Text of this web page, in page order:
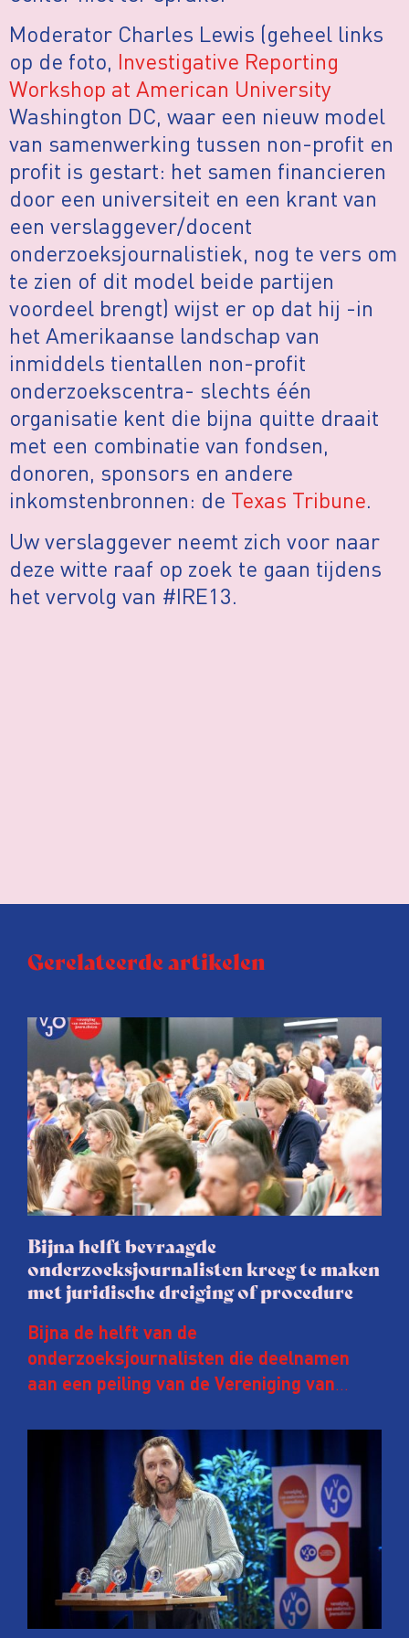
Moderator Charles Lewis (geheel links
op de foto, Investigative Reporting
Workshop at American University
Washington DC, waar een nieuw model
van samenwerking tussen non-profit en
profit is gestart: het samen financieren
door een universiteit en een krant van
een verslaggever/docent
onderzoeksjournalistiek, nog te vers om
te zien of dit model beide partijen
voordeel brengt) wijst er op dat hij -in
het Amerikaanse landschap van
inmiddels tientallen non-profit
onderzoekscentra- slechts één
organisatie kent die bijna quitte draait
met een combinatie van fondsen,
donoren, sponsors en andere
inkomstenbronnen: de Texas Tribune.
Uw verslaggever neemt zich voor naar
deze witte raaf op zoek te gaan tijdens
het vervolg van #IRE13.
Gerelateerde artikelen
Bijna helft bevraagde
onderzoeksjournalisten kreeg te maken
met juridische dreiging of procedure
Bijna de helft van de
onderzoeksjournalisten die deelnamen
aan een peiling van de Vereniging van
afgelopen twee jaar te maken met
juridische dreiging of een juridische
procedure rond het eigen werk. Dat kost
journalisten tijd, ook ervaren zij stress en
soms worden publicaties aangepast of
gaat de hele publicatie zelfs niet door.